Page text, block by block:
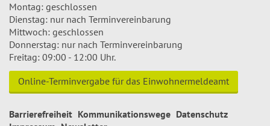
Montag: geschlossen
Dienstag: nur nach Terminvereinbarung
Mittwoch: geschlossen
Donnerstag: nur nach Terminvereinbarung
Freitag: 09:00 - 12:00 Uhr.
Online-Terminvergabe für das Einwohnermeldeamt
Barrierefreiheit Kommunikationswege Datenschutz